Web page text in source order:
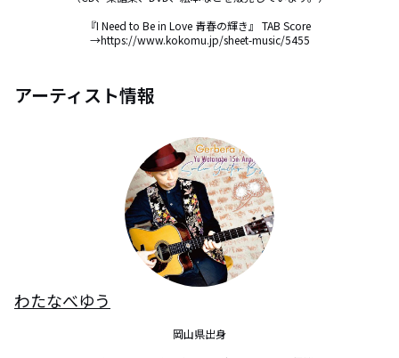
『I Need to Be in Love 青春の輝き』 TAB Score
→https://www.kokomu.jp/sheet-music/5455
アーティスト情報
わたなべゆう
岡山県出身